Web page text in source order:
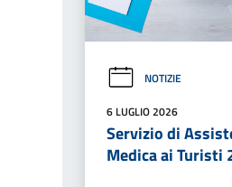
NOTIZIE
6 LUGLIO 2026
Servizio di
Medica ai Turisti